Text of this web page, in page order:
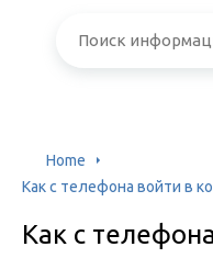
Home
Как с телефона войти в
Как с